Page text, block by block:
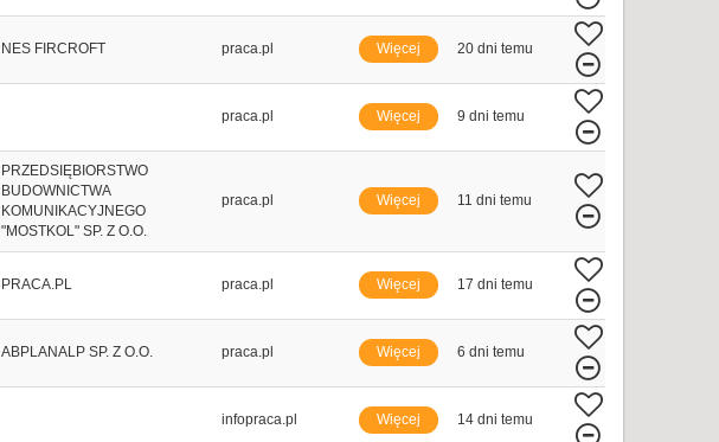
NES FIRCROFT praca.pl Więcej 20 dni temu
praca.pl Więcej 9 dni temu
PRZEDSIĘBIORSTWO
BUDOWNICTWA
KOMUNIKACYJNEGO
"MOSTKOL" SP. Z O.O.
praca.pl Więcej 11 dni temu
PRACA.PL praca.pl Więcej 17 dni temu
ABPLANALP SP. Z O.O. praca.pl Więcej 6 dni temu
infopraca.pl Więcej 14 dni temu